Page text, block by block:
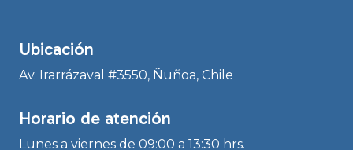
Ubicación
Av. Irarrázaval #3550, Ñuñoa, Chile
Horario de atención
Lunes a viernes de 09:00 a 13:30 hrs.